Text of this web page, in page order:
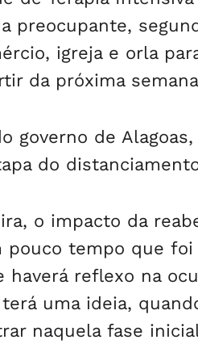
preocupante,
igreja e orla
da próxima
governo de
do
o impacto da
pouco tempo que
reflexo na
uma ideia,
naquela fase